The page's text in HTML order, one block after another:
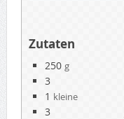
Zutaten
250 g
3
1 kleine
3